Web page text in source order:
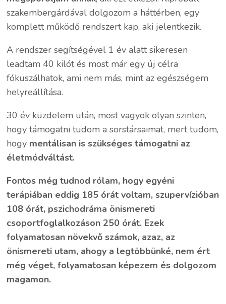
szakembergárdával dolgozom a háttérben, egy
komplett működő rendszert kap, aki jelentkezik.
A rendszer segítségével 1 év alatt sikeresen
leadtam 40 kilót és most már egy új célra
fókuszálhatok, ami nem más, mint az egészségem
helyreállítása.
30 év küzdelem után, most vagyok olyan szinten,
hogy támogatni tudom a sorstársaimat, mert tudom,
hogy mentálisan is szükséges támogatni az
életmódváltást.
Fontos még tudnod rólam, hogy egyéni
terápiában eddig 185 órát voltam, szupervízióban
108 órát, pszichodráma önismereti
csoportfoglalkozáson 250 órát. Ezek
folyamatosan növekvő számok, azaz, az
önismereti utam, ahogy a legtöbbünké, nem ért
még véget, folyamatosan képezem és dolgozom
magamon.